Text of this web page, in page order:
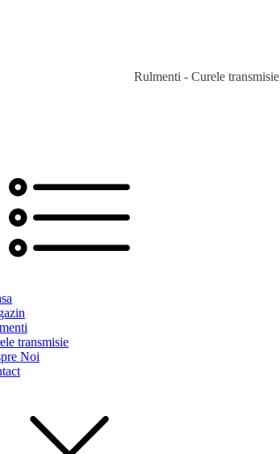
Rulmenti - Curele transmisie
transmisie
Noi